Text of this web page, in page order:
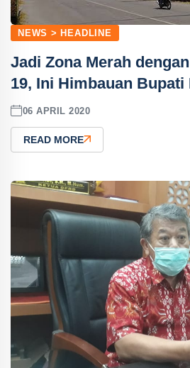
NEWS > HEADLINE
Jadi Zona Merah
19, Ini Himbauan
06 APRIL 2020
READ MORE